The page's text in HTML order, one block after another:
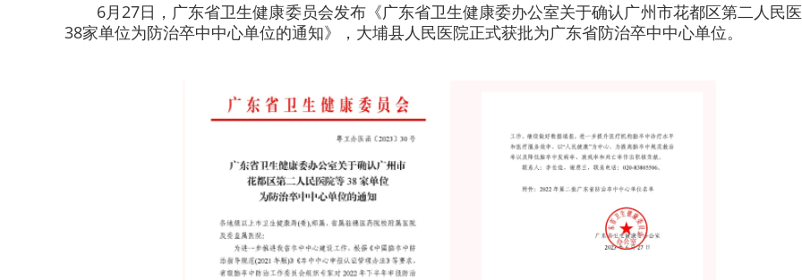
6月27日，广东省卫生健康委员会发布《广东省卫生健康委办公室关于确认广州市花都区第二人民
38家单位为防治卒中中心单位的通知》，大埔县人民医院正式获批为广东省防治卒中中心单位。